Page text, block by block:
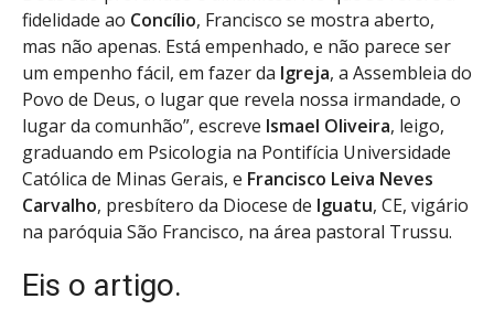
fidelidade ao Concílio, Francisco se mostra aberto,
mas não apenas. Está empenhado, e não parece ser
um empenho fácil, em fazer da Igreja, a Assembleia do
Povo de Deus, o lugar que revela nossa irmandade, o
lugar da comunhão”, escreve Ismael Oliveira, leigo,
graduando em Psicologia na Pontifícia Universidade
Católica de Minas Gerais, e Francisco Leiva Neves
Carvalho, presbítero da Diocese de Iguatu, CE, vigário
na paróquia São Francisco, na área pastoral Trussu.
Eis o artigo.